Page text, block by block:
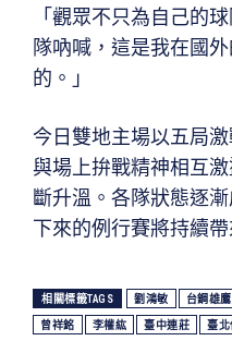
「觀眾不只為自己的
隊吶喊，這是我在國
的。」
今日雙地主場以五局
與場上拚戰精神相互
斷升溫。各隊狀態逐
下來的例行賽將持續
相關標籤TAGS 劉鴻敏 台鋼雄鷹
曾祥銘 李權紘 臺中連莊 臺北